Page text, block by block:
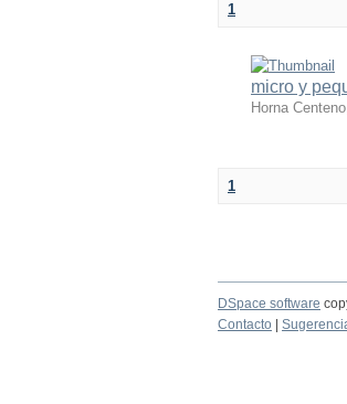
1
micro y
Horna
1
DSpace software
Contacto